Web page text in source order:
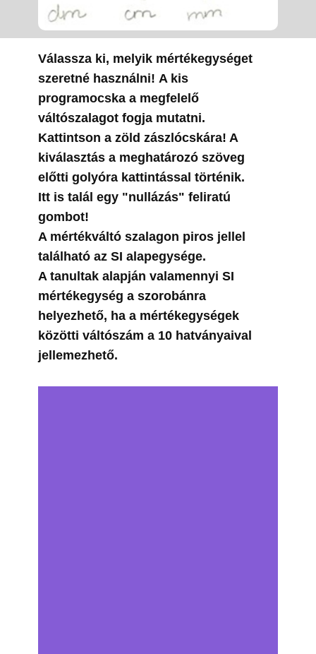
Válassza ki, melyik mértékegységet
szeretné használni! A kis
programocska a megfelelő
váltószalagot fogja mutatni.
Kattintson a zöld zászlócskára! A
kiválasztás a meghatározó szöveg
előtti golyóra kattintással történik.
Itt is talál egy "nullázás" feliratú
gombot!
A mértékváltó szalagon piros jellel
található az SI alapegysége.
A tanultak alapján valamennyi SI
mértékegység a szorobánra
helyezhető, ha a mértékegységek
közötti váltószám a 10 hatványaival
jellemezhető.